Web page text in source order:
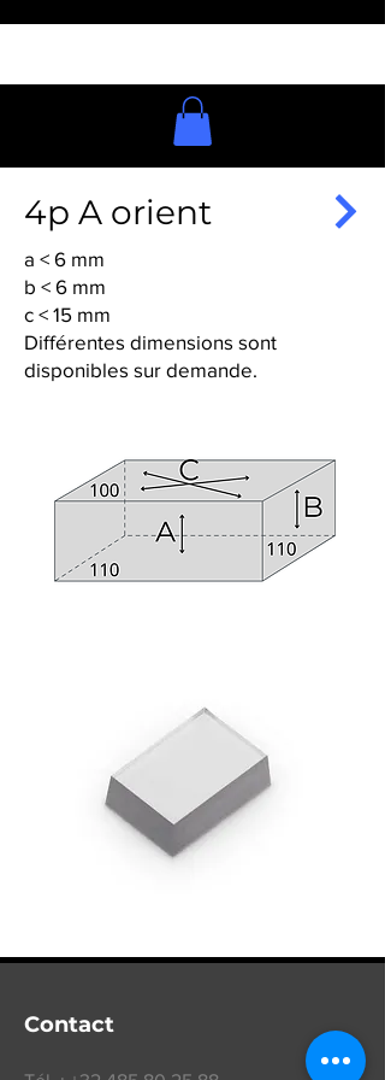
4p A orient
a < 6 mm
b < 6 mm
c < 15 mm
Différentes dimensions sont
disponibles sur demande.
Contact